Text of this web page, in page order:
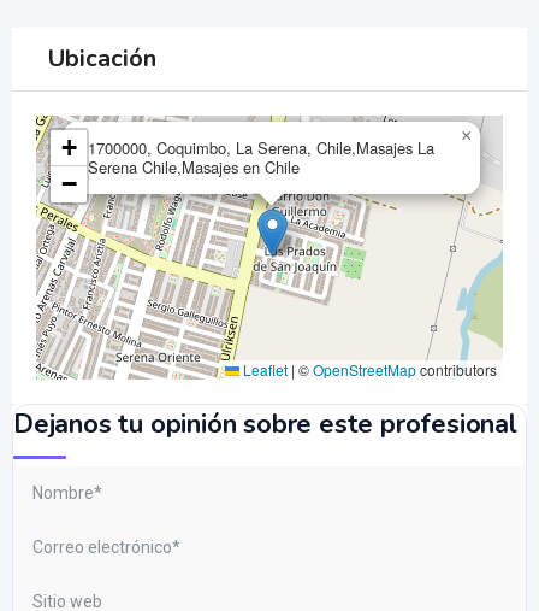
Ubicación
1700000, Coquimbo, La Serena, Chile,Masajes La
Serena Chile,Masajes en Chile
×
+
−
Leaflet | ©OpenStreetMapcontributors
Dejanos tu opinión sobre este profesional